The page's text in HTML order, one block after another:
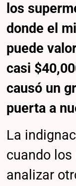
los
donde el
puede
casi
causó un
puerta a
La
cuando
analizar